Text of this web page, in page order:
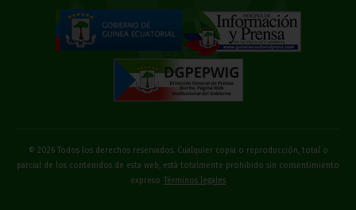
© 2026 Todos los derechos reservados. Cualquier copia o reproducción, total o
parcial de los contenidos de esta web, está totalmente prohibido sin consentimiento
expreso Términos legales